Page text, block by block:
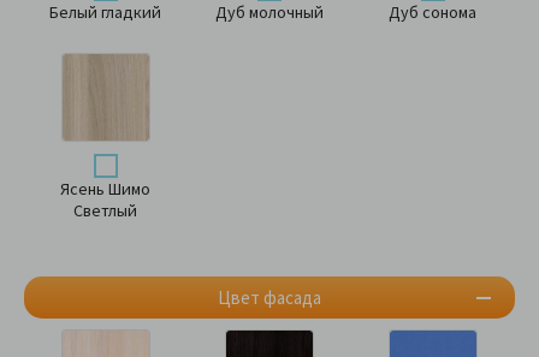
Цвет фасада
Белый гладкий Дуб молочный Дуб сонома
Ясень Шимо
Светлый